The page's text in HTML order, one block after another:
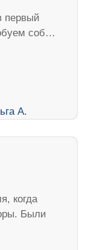
первый
соб…
когда
Были